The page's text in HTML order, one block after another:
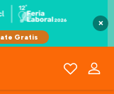
×